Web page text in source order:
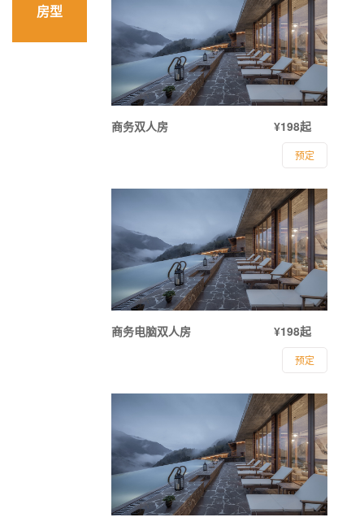
房型
商务双人房 ¥198起
预定
商务电脑双人房 ¥198起
预定